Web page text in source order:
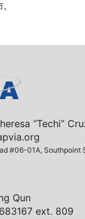
“Techi”
#06-01A, Southpoint
Qun
ext. 809